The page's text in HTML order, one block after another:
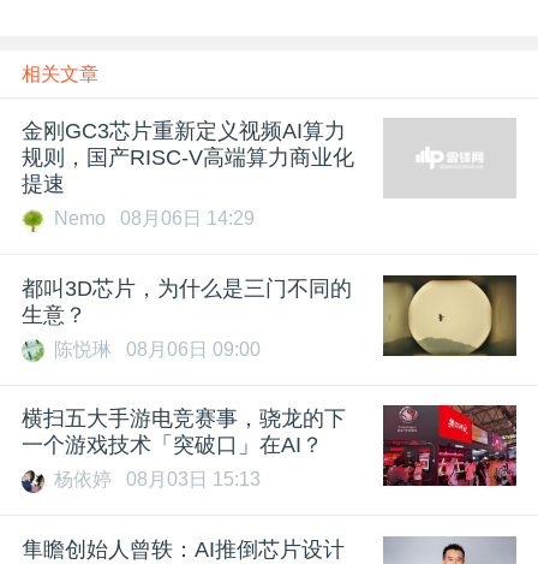
相关文章
金刚GC3芯片重新定义视频AI算力
规则，国产RISC-V高端算力商业化
提速
Nemo 08月06日 14:29
都叫3D芯片，为什么是三门不同的
生意？
陈悦琳 08月06日 09:00
横扫五大手游电竞赛事，骁龙的下
一个游戏技术「突破口」在AI？
杨依婷 08月03日 15:13
隼瞻创始人曾轶：AI推倒芯片设计